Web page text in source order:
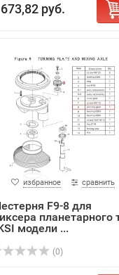
руб.
избранное сравнить
F9-8 для
планетарного
модели ...
(0)